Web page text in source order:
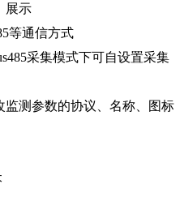
展示
等通信方式
采集模式下可自设置采集
监测参数的协议、名称、图标